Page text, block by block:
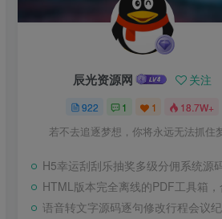
辰光资源网 关注
922 1 1 18.7W+
若不去追逐梦想，你将永远无法抓住
H5幸运刮刮乐抽奖多级分佣系统源
HTML版本完全离线的PDF工具箱，合并、拆分、旋转、删除、PDF转图片、
语音转文字源码逐句修改行程会议纪要-